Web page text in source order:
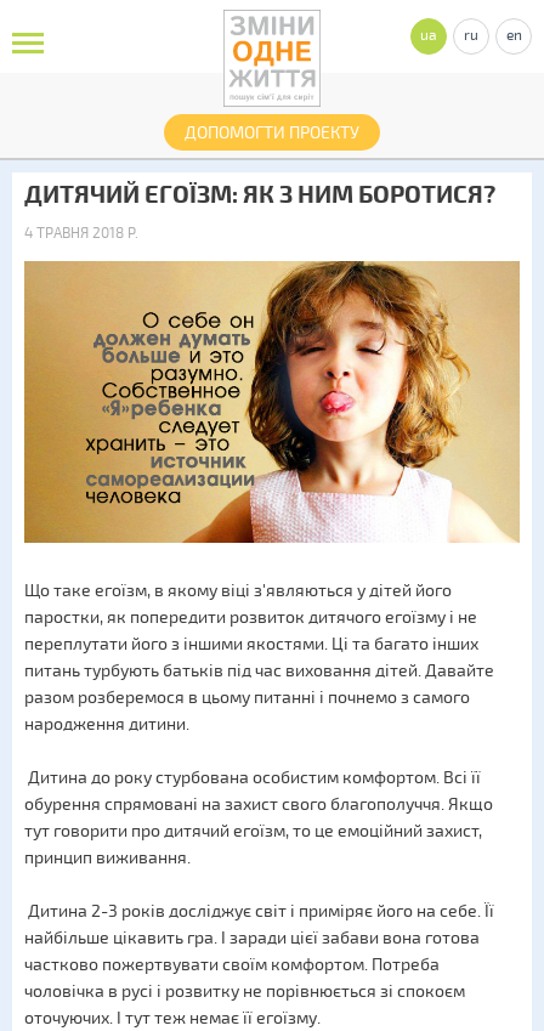
ДОПОМОГТИ ПРОЕКТУ
ua ru en
ДИТЯЧИЙ ЕГОЇЗМ: ЯК З НИМ БОРОТИСЯ?
4 ТРАВНЯ 2018 Р.
Що таке егоїзм, в якому віці з'являються у дітей його
паростки, як попередити розвиток дитячого егоїзму і не
переплутати його з іншими якостями. Ці та багато інших
питань турбують батьків під час виховання дітей. Давайте
разом розберемося в цьому питанні і почнемо з самого
народження дитини.
Дитина до року стурбована особистим комфортом. Всі її
обурення спрямовані на захист свого благополуччя. Якщо
тут говорити про дитячий егоїзм, то це емоційний захист,
принцип виживання.
Дитина 2-3 років досліджує світ і приміряє його на себе. Її
найбільше цікавить гра. І заради цієї забави вона готова
частково пожертвувати своїм комфортом. Потреба
чоловічка в русі і розвитку не порівнюється зі спокоєм
оточуючих. І тут теж немає її егоїзму.